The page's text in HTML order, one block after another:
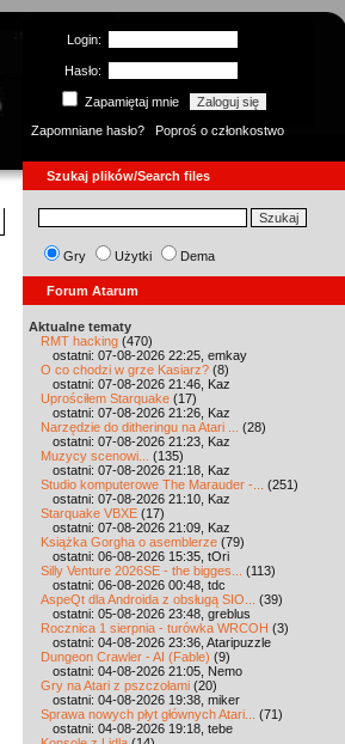
Login:
Hasło:
Zapamiętaj mnie
Zapomniane hasło?
Poproś o członkostwo
Szukaj plików/Search files
Gry Użytki Dema
Forum Atarum
Aktualne tematy
RMT hacking (470)
ostatni: 07-08-2026 22:25, emkay
O co chodzi w grze Kasiarz? (8)
ostatni: 07-08-2026 21:46, Kaz
Uprościłem Starquake (17)
ostatni: 07-08-2026 21:26, Kaz
Narzędzie do ditheringu na Atari ...
(28)
ostatni: 07-08-2026 21:23, Kaz
Muzycy scenowi...
(135)
ostatni: 07-08-2026 21:18, Kaz
Studio komputerowe The Marauder -...
(251)
ostatni: 07-08-2026 21:10, Kaz
Starquake VBXE (17)
ostatni: 07-08-2026 21:09, Kaz
Książka Gorgha o asemblerze (79)
ostatni: 06-08-2026 15:35, tOri
Silly Venture 2026SE - the bigges...
(113)
ostatni: 06-08-2026 00:48, tdc
AspeQt dla Androida z obsługą SIO...
(39)
ostatni: 05-08-2026 23:48, greblus
Rocznica 1 sierpnia - turówka WRCOH (3)
ostatni: 04-08-2026 23:36, Ataripuzzle
Dungeon Crawler - AI (Fable) (9)
ostatni: 04-08-2026 21:05, Nemo
Gry na Atari z pszczołami (20)
ostatni: 04-08-2026 19:38, miker
Sprawa nowych płyt głównych Atari...
(71)
ostatni: 04-08-2026 19:18, tebe